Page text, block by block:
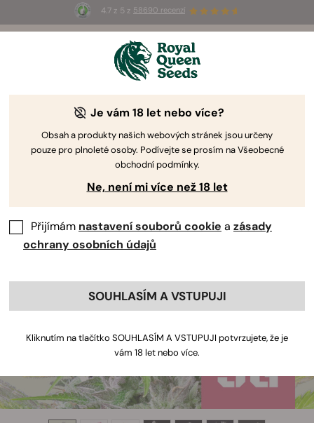
4.7 z 5 z 58690 recenzí
3 semínka White Widow Auto
Je vám 18 let nebo více?
Obsah a produkty našich webových stránek jsou určeny
pouze pro plnoleté osoby. Podívejte se prosím na Všeobecné
obchodní podmínky.
Ne, není mi více než 18 let
Přijímám nastavení souborů cookie a zásady
ochrany osobních údajů
SOUHLASÍM A VSTUPUJI
Kliknutím na tlačítko SOUHLASÍM A VSTUPUJI potvrzujete, že je
vám 18 let nebo více.